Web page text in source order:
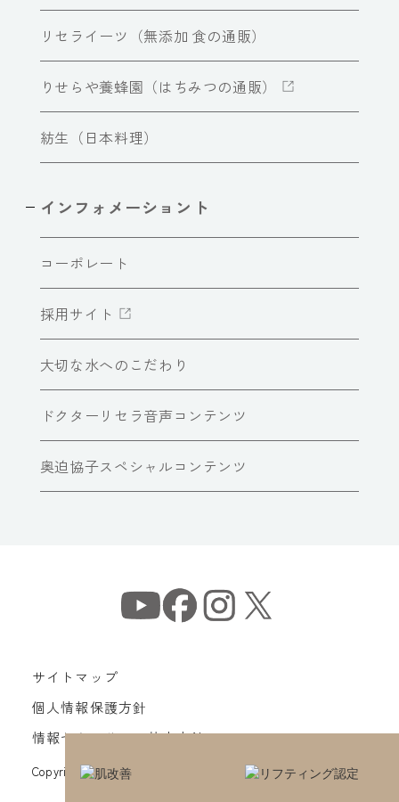
リセライーツ（無添加 食の通販）
りせらや養蜂園（はちみつの通販）
紡生（日本料理）
インフォメーショント
コーポレート
採用サイト
大切な水へのこだわり
ドクターリセラ音声コンテンツ
奥迫協子スペシャルコンテンツ
サイトマップ
個人情報保護方針
情報セキュリティ基本方針
Copyright© Dr Recella All Rights Reserved.